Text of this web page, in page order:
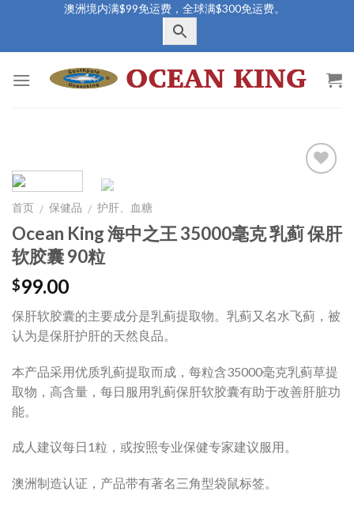
content
澳洲境内满$99免运费，全球满$300免运费。
首页 / 保健品 / 护肝、血糖
Ocean King 海中之王 35000毫克 乳蓟 保肝
软胶囊 90粒
$99.00
保肝软胶囊的主要成分是乳蓟提取物。乳蓟又名水飞蓟，被
认为是保肝护肝的天然良品。
本产品采用优质乳蓟提取而成，每粒含35000毫克乳蓟草提
取物，高含量，每日服用乳蓟保肝软胶囊有助于改善肝脏功
能。
成人建议每日1粒，或按照专业保健专家建议服用。
澳洲制造认证，产品带有著名三角型袋鼠标签。